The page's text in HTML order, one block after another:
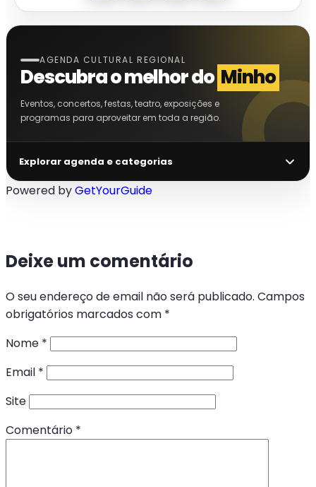
AGENDA CULTURAL REGIONAL
Descubra o melhor do Minho
Eventos, concertos, festas, teatro, exposições e
programas para aproveitar em toda a região.
Explorar agenda e categorias
Powered byGetYourGuide
Deixe um comentário
O seu endereço de email não será publicado. Campos
obrigatórios marcados com *
Nome *
Email *
Site
Comentário *